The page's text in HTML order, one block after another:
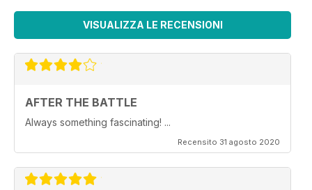
VISUALIZZA LE RECENSIONI
AFTER THE BATTLE
Always something fascinating! ...
Recensito 31 agosto 2020